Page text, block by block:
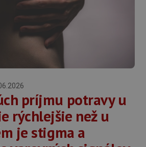
príjmu potravy u
rýchlejšie než u
je stigma a